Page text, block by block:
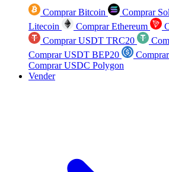
Comprar Bitcoin Comprar
Litecoin
Comprar Ethereum
Comprar USDT TRC20
Comprar USDT BEP20
Comprar USDC Polygon
Vender